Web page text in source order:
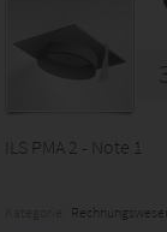
ILS PMA 2 - Note 1